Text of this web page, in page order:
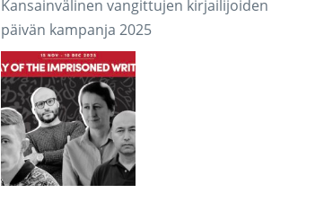
Kansainvälinen vangittujen kirjailijoiden
päivän kampanja 2025